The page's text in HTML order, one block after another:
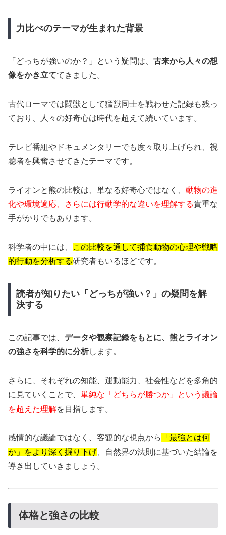
力比べのテーマが生まれた背景
「どっちが強いのか？」という疑問は、 古来から人々の想
像をかき立ててきました。
古代ローマでは闘獣として猛獣同士を戦わせた記録も残っ
ており、人々の好奇心は時代を超えて続いています。
テレビ番組やドキュメンタリーでも度々取り上げられ、視
聴者を興奮させてきたテーマです。
ライオンと熊の比較は、単なる好奇心ではなく、 動物の進
化や環境適応、さらには行動学的な違いを理解する貴重な
手がかりでもあります。
科学者の中には、
この比較を通して捕食動物の心理や戦略
的行動を分析する研究者もいるほどです。
読者が知りたい「どっちが強い？」の疑問を解
決する
この記事では、 データや観察記録をもとに、熊とライオン
の強さを科学的に分析します。
さらに、それぞれの知能、運動能力、社会性などを多角的
に見ていくことで、 単純な「どちらが勝つか」という議論
を超えた理解を目指します。
感情的な議論ではなく、客観的な視点から
「最強とは何
か」をより深く掘り下げ 、自然界の法則に基づいた結論を
導き出していきましょう。
体格と強さの比較